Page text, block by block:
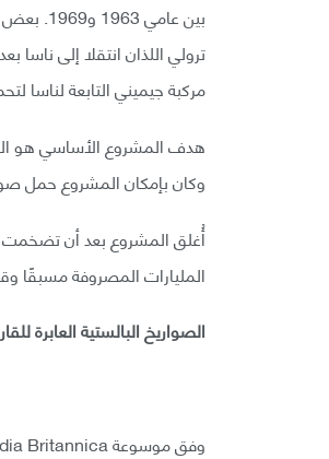
ترولي اللذان انتقلا إلى
مركبة جيميني التابعة لناسا
هدف المشروع الأساسي هو
وكان بإمكان المشروع حمل
المليارات المصروفة مسبقًا وقدرها من 1 إلى
الصواريخ البالستية العابرة